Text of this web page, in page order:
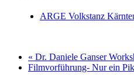
ARGE Volkstanz
« Dr. Daniele Ganser
Filmvorführung- Nur ein